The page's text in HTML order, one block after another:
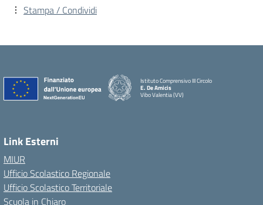
Stampa / Condividi
Istituto Comprensivo III Circolo
E. De Amicis
Vibo Valentia (VV)
Link Esterni
MIUR
Ufficio Scolastico Regionale
Ufficio Scolastico Territoriale
Scuola in Chiaro